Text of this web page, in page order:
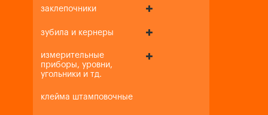
заклепочники
зубила и кернеры
измерительные
приборы, уровни,
угольники и тд.
клейма штамповочные